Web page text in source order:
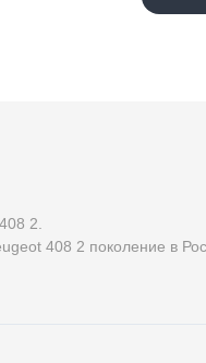
2.
408 2 поколение в